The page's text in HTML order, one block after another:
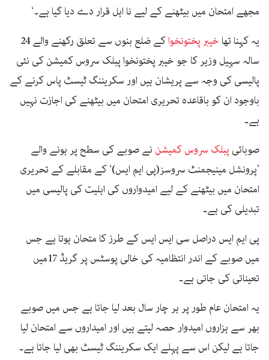
مجھے امتحان میں بیٹھنے کے لیے نا اہل قرار دے دیا گیا ہے۔‘
یہ کہنا تھا خیبر پختونخوا
کے ضلع بنوں سے تعلق رکھنے والے 24
سالہ سہیل وزیر کا جو خیبر پختونخوا پبلک سروس کمیشن کی نئی
پالیسی کی وجہ سے پریشان ہیں اور سکریننگ ٹیسٹ پاس کرنے کے
باوجود ان کو باقاعدہ تحریری امتحان میں بیٹھنے کی اجازت نہیں
ہے۔
صوبائی پبلک سروس کمیشن نے صوبے کی سطح پر ہونے والے
’پرونشل مینیجمنٹ سروسز(پی ایم ایس)‘ کے مقابلے کے تحریری
امتحان میں بیٹھنے کے لیے امیدواروں کی اہلیت کی پالیسی میں
تبدیلی کی ہے۔
پی ایم ایس دراصل سی ایس ایس کے طرز کا متحان ہوتا ہے جس
میں صوبے کے اندر انتظامیہ کی خالی پوسٹس پر گریڈ 17میں
تعیناتی کی جاتی ہے۔
یہ امتحان عام طور پر ہر چار سال بعد لیا جاتا ہے جس میں صوبے
بھر سے ہزاروں امیدوار حصہ لیتے ہیں اور امیداروں سے امتحان لیا
جاتا ہے لیکن اس سے پہلے ایک سکریننگ ٹیسٹ بھی لیا جاتا ہے۔